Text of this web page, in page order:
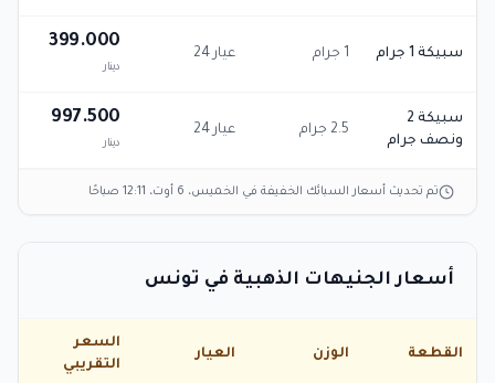
سبيكة 1 جرام 1 جرام عيار 24
399.000
دينار
سبيكة 2
ونصف جرام
2.5 جرام عيار 24
997.500
دينار
تم تحديث أسعار السبائك الخفيفة في الخميس، 6 أوت، 12:11 صباحًا
أسعار الجنيهات الذهبية في تونس
القطعة الوزن العيار
السعر
التقريبي